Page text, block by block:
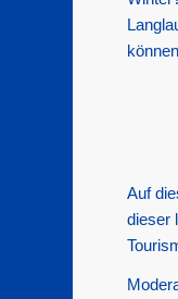
Auf
dieser